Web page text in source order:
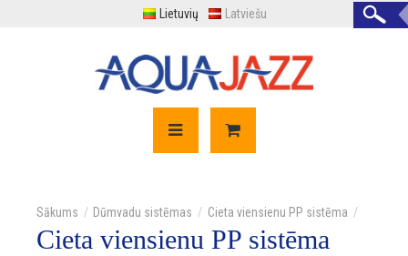
Lietuvių Latviešu
Dūmvadu sistēmas Cieta viensienu PP sistēma
Cieta viensienu PP sistēma